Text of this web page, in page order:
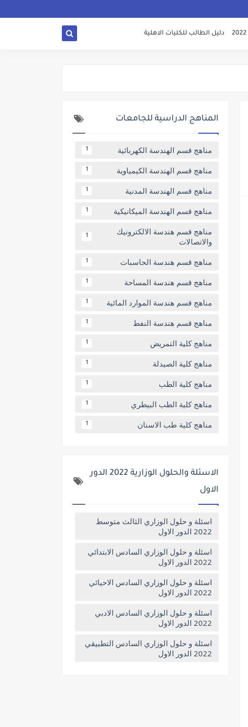
دليل الطالب للكليات الاهلية
المناهج الدراسية للجامعات
مناهج قسم الهندسة الكهربائية 1
مناهج قسم الهندسة الكيمياوية 1
مناهج قسم الهندسة المدنية 1
مناهج قسم الهندسة الميكانيكية 1
مناهج قسم هندسة الالكترونيك
والاتصالات
1
مناهج قسم هندسة الحاسبات 1
مناهج قسم هندسة المساحة 1
مناهج قسم هندسة الموارد المائية 1
مناهج قسم هندسة النفط 1
مناهج كلية التمريض 1
مناهج كلية الصيدلة 1
مناهج كلية الطب 1
مناهج كلية الطب البيطري 1
مناهج كلية طب الاسنان 1
الاسئلة والحلول الوزارية 2022 الدور
الاول
اسئلة و حلول الوزاري الثالث متوسط
2022 الدور الاول
اسئلة و حلول الوزاري السادس الابتدائي
2022 الدور الاول
اسئلة و حلول الوزاري السادس الاحيائي
2022 الدور الاول
اسئلة و حلول الوزاري السادس الادبي
2022 الدور الاول
اسئلة و حلول الوزاري السادس التطبيقي
2022 الدور الاول